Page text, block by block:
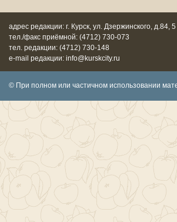
адрес редакции: г. Курск, ул. Дзержинского, д.84,
тел./факс приёмной: (4712) 730-073
тел. редакции: (4712) 730-148
e-mail редакции: info@kurskcity.ru
© При полном или частичном использовании